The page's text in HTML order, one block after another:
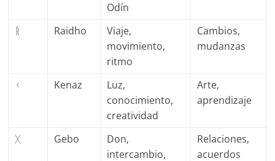
Odín
ᚱ Raidho
Viaje,
movimiento,
ritmo
Cambios,
mudanzas
ᚲ Kenaz
Luz,
conocimiento,
creatividad
Arte,
aprendizaje
ᚷ Gebo
Don,
intercambio,
Relaciones,
acuerdos